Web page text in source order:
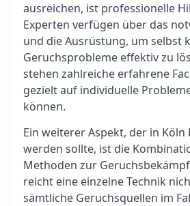
ausreichen, ist professionelle
Experten verfügen über das
und die Ausrüstung, um selbst
Geruchsprobleme effektiv zu
stehen zahlreiche erfahrene
gezielt auf individuelle
können.
Ein weiterer Aspekt, der in
werden sollte, ist die
Methoden zur
reicht eine einzelne Technik
sämtliche Geruchsquellen im